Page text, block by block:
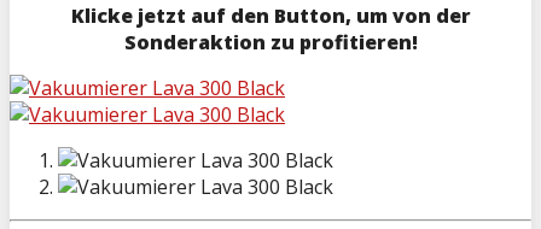
Klicke jetzt auf den Button, um von der
Sonderaktion zu profitieren!